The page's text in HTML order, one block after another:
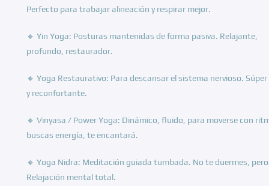
Perfecto para trabajar alineación y respirar mejor.
🔸 Yin Yoga: Posturas mantenidas de forma pasiva. Relajante,
profundo, restaurador.
🔸 Yoga Restaurativo: Para descansar el sistema nervioso. Súper
y reconfortante.
🔸 Vinyasa / Power Yoga: Dinámico, fluido, para moverse con
buscas energía, te encantará.
🔸 Yoga Nidra: Meditación guiada tumbada. No te duermes,
Relajación mental total.